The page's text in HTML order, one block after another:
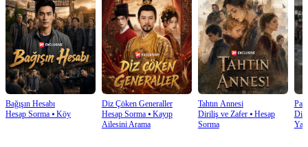
Bağışın Hesabı
Hesap Sorma ⦁ Köy
Diz Çöken Generaller
Hesap Sorma⦁ Kayıp
Ailesini Arama
Tahtın Annesi
Diriliş ve Zafer⦁ Hesap
Sorma